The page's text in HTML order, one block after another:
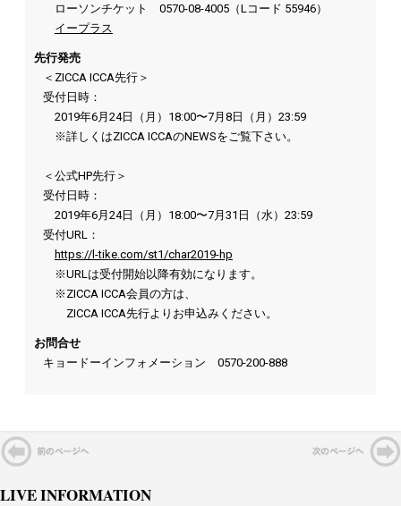
ローソンチケット 0570-08-4005（Lコード 55946）
イープラス
先行発売
＜ZICCA ICCA先行＞
受付日時：
2019年6月24日（月）18:00〜7月8日（月）23:59
※詳しくはZICCA ICCAのNEWSをご覧下さい。
＜公式HP先行＞
受付日時：
2019年6月24日（月）18:00〜7月31日（水）23:59
受付URL：
https://l-tike.com/st1/char2019-hp
※URLは受付開始以降有効になります。
※ZICCA ICCA会員の方は、
ZICCA ICCA先行よりお申込みください。
お問合せ
キョードーインフォメーション 0570-200-888
LIVE INFORMATION